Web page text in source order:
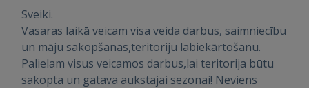
Sveiki.
Vasaras laikā veicam visa veida darbus, saimniecību
un māju sakopšanas,teritoriju labiekārtošanu.
Palielam visus veicamos darbus,lai teritorija būtu
sakopta un gatava aukstajai sezonai! Neviens